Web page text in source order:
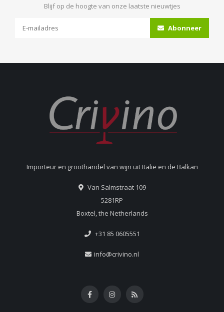
Blijf op de hoogte van onze laatste nieuwtjes
Abonneer
Importeur en groothandel van wijn uit Italië en de Balkan
Van Salmstraat 109
5281RP
Boxtel, the Netherlands
+31 85 0605551
info@crivino.nl